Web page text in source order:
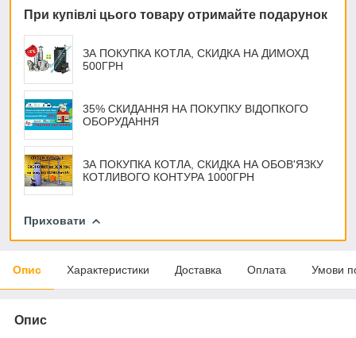
При купівлі цього товару отримайте подарунок
ЗА ПОКУПКА КОТЛА, СКИДКА НА ДИМОХД
500ГРН
35% СКИДАННЯ НА ПОКУПКУ ВІДОПКОГО
ОБОРУДАННЯ
ЗА ПОКУПКА КОТЛА, СКИДКА НА ОБОВ'ЯЗКУ
КОТЛИВОГО КОНТУРА 1000ГРН
Приховати
Опис Характеристики Доставка Оплата Умови
Опис